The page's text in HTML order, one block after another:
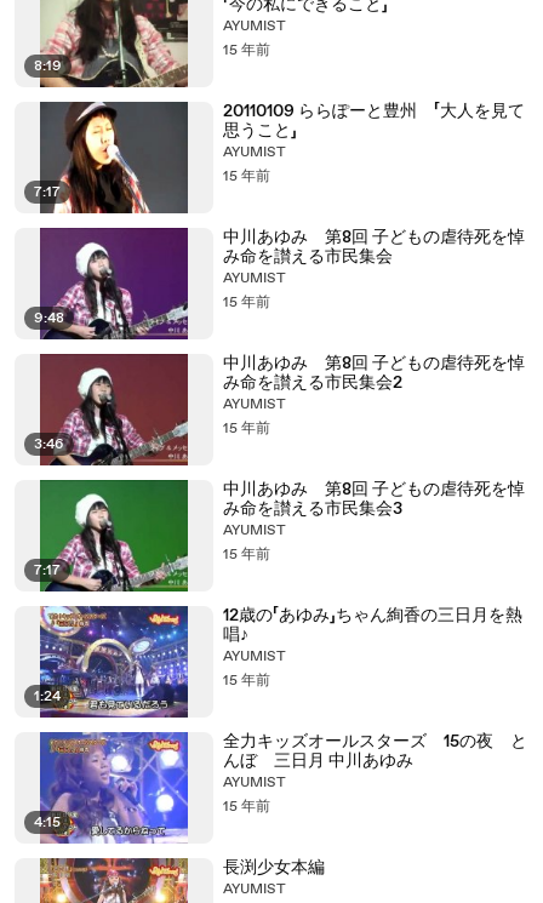
8:19
「今の私にできること」
AYUMIST
15 年前
7:17
20110109 ららぽーと豊州 「大人を見て
思うこと」
AYUMIST
15 年前
9:48
中川あゆみ 第8回 子どもの虐待死を悼
み命を讃える市民集会
AYUMIST
15 年前
3:46
中川あゆみ 第8回 子どもの虐待死を悼
み命を讃える市民集会2
AYUMIST
15 年前
7:17
中川あゆみ 第8回 子どもの虐待死を悼
み命を讃える市民集会3
AYUMIST
15 年前
1:24
12歳の「あゆみ」ちゃん絢香の三日月を熱
唱♪
AYUMIST
15 年前
4:15
全力キッズオールスターズ 15の夜 と
んぼ 三日月 中川あゆみ
AYUMIST
15 年前
長渕少女本編
AYUMIST